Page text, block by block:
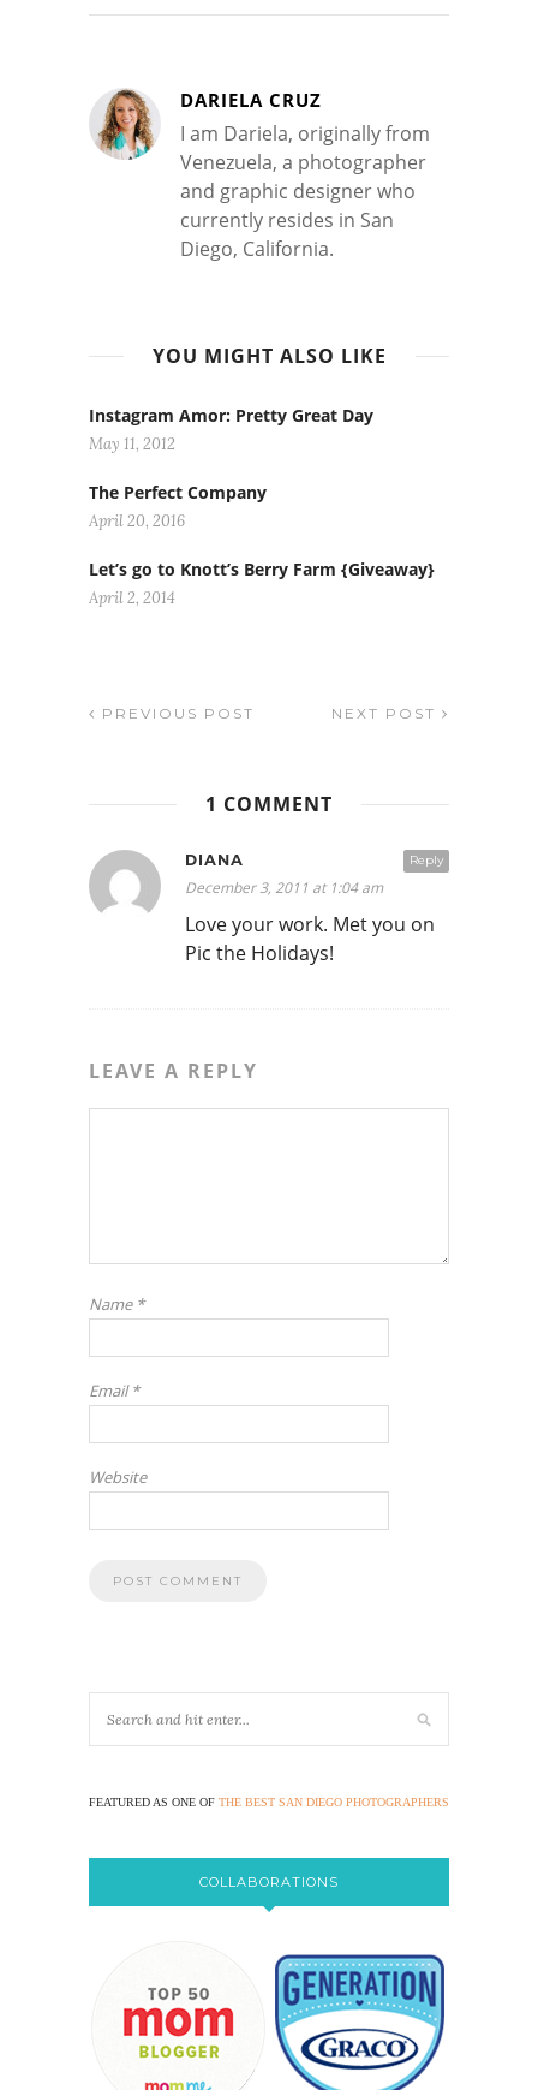
DARIELA CRUZ
I am Dariela, originally from
Venezuela, a photographer
and graphic designer who
currently resides in San
Diego, California.
YOU MIGHT ALSO LIKE
Instagram Amor: Pretty Great Day
May 11, 2012
The Perfect Company
April 20, 2016
Let’s go to Knott’s Berry Farm {Giveaway}
April 2, 2014
PREVIOUS POST NEXT POST
1 COMMENT
Reply
DIANA
December 3, 2011 at 1:04 am
Love your work. Met you on
Pic the Holidays!
LEAVE A REPLY
Name *
Email*
Website
FEATURED AS ONE OF THE BEST SAN DIEGO PHOTOGRAPHERS
COLLABORATIONS